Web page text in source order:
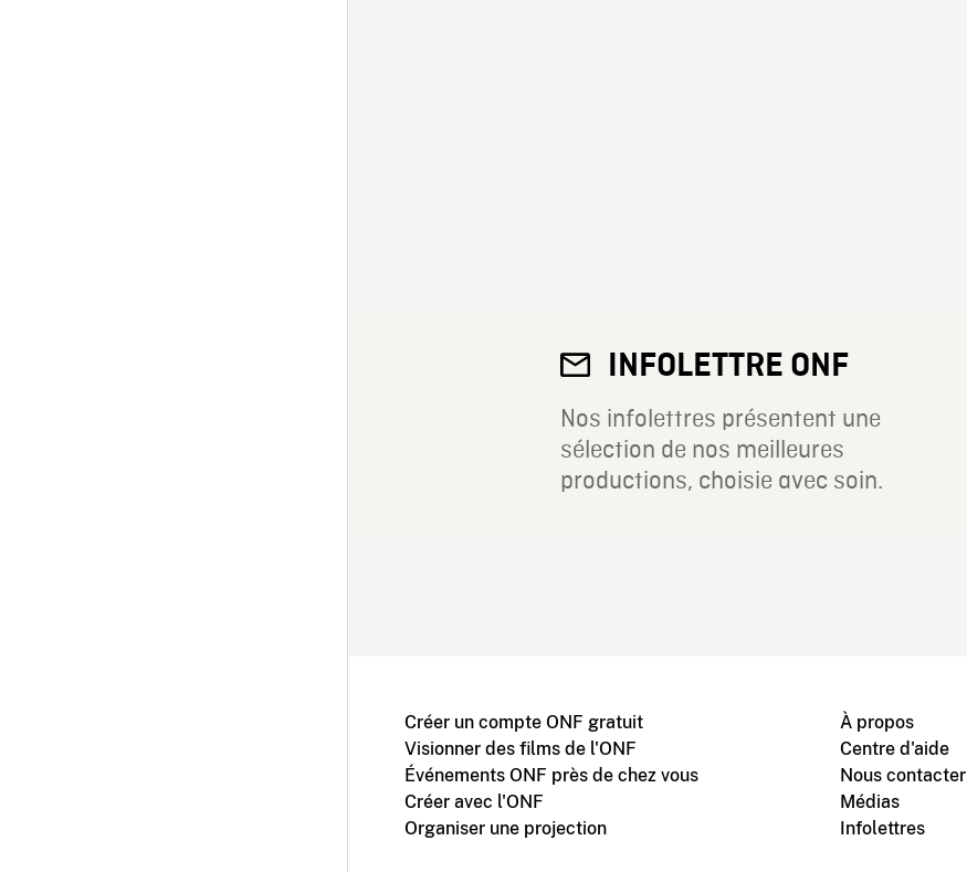
INFOLETTRE ONF
Nos infolettres présentent une
sélection de nos meilleures
productions, choisie avec soin.
Créer un compte ONF gratuit
Visionner des films de l'ONF
Événements ONF près de chez vous
Créer avec l'ONF
Organiser une projection
À propos
Centre d'aide
Nous contacter
Médias
Infolettres